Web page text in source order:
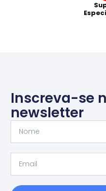
Inscreva-se
newsletter